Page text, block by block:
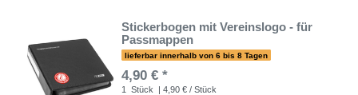
Stickerbogen mit Vereinslogo - für
Passmappen
lieferbar innerhalb von 6 bis 8 Tagen
4,90 € *
1 Stück | 4,90 € / Stück